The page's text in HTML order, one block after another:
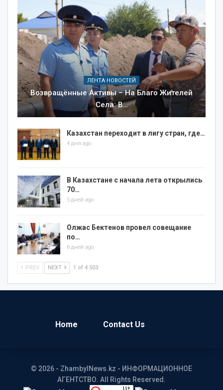
ЛЕНТА НОВОСТЕЙ
Возвращённые Активы – На Благо Жителей
Села: В…
Казахстан переходит в лигу стран, где…
4 дня ago
В Казахстане с начала лета открылись
70…
5 дней ago
Олжас Бектенов провел совещание
по…
6 дней ago
PREV NEXT 1 of 4 503
Home Contact Us
© 2026 - ZhambylNews.kz - ИНФОРМАЦИОННОЕ
АГЕНТСТВО. All Rights Reserved.